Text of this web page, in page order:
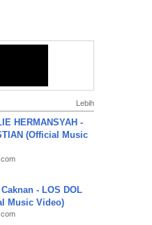
Lebih
HERMANSYAH -
(Official Music
- LOS DOL
Music Video)